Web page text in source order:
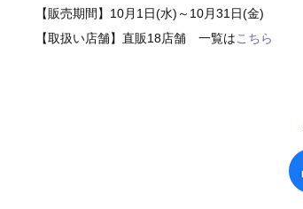
【販売期間】10月1日(水)～10月31日(金)
【取扱い店舗】直販18店舗 一覧はこちら